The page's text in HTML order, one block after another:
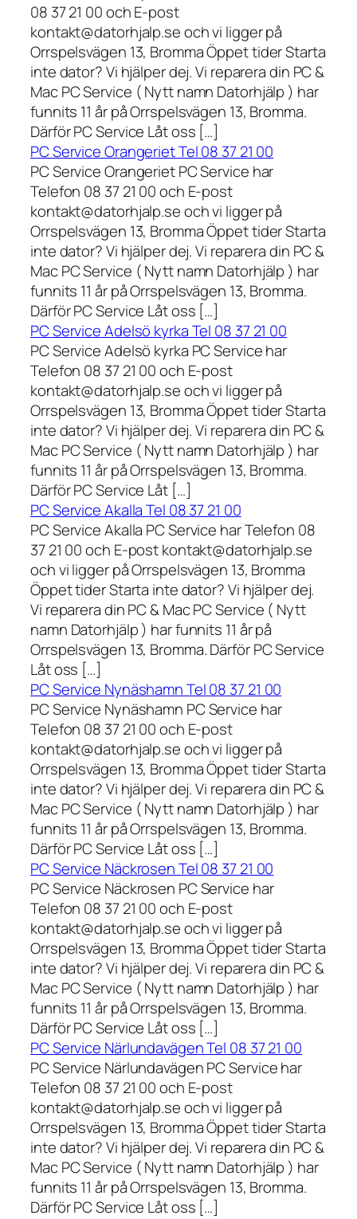
08 37 21 00 och E-post
kontakt@datorhjalp.se och vi ligger på
Orrspelsvägen 13, Bromma Öppet tider Starta
inte dator? Vi hjälper dej. Vi reparera din PC &
Mac PC Service ( Nytt namn Datorhjälp ) har
funnits 11 år på Orrspelsvägen 13, Bromma.
Därför PC Service Låt oss […]
PC Service Orangeriet Tel 08 37 21 00
PC Service Orangeriet PC Service har
Telefon 08 37 21 00 och E-post
kontakt@datorhjalp.se och vi ligger på
Orrspelsvägen 13, Bromma Öppet tider Starta
inte dator? Vi hjälper dej. Vi reparera din PC &
Mac PC Service ( Nytt namn Datorhjälp ) har
funnits 11 år på Orrspelsvägen 13, Bromma.
Därför PC Service Låt oss […]
PC Service Adelsö kyrka Tel 08 37 21 00
PC Service Adelsö kyrka PC Service har
Telefon 08 37 21 00 och E-post
kontakt@datorhjalp.se och vi ligger på
Orrspelsvägen 13, Bromma Öppet tider Starta
inte dator? Vi hjälper dej. Vi reparera din PC &
Mac PC Service ( Nytt namn Datorhjälp ) har
funnits 11 år på Orrspelsvägen 13, Bromma.
Därför PC Service Låt […]
PC Service Akalla Tel 08 37 21 00
PC Service Akalla PC Service har Telefon 08
37 21 00 och E-post kontakt@datorhjalp.se
och vi ligger på Orrspelsvägen 13, Bromma
Öppet tider Starta inte dator? Vi hjälper dej.
Vi reparera din PC & Mac PC Service ( Nytt
namn Datorhjälp ) har funnits 11 år på
Orrspelsvägen 13, Bromma. Därför PC Service
Låt oss […]
PC Service Nynäshamn Tel 08 37 21 00
PC Service Nynäshamn PC Service har
Telefon 08 37 21 00 och E-post
kontakt@datorhjalp.se och vi ligger på
Orrspelsvägen 13, Bromma Öppet tider Starta
inte dator? Vi hjälper dej. Vi reparera din PC &
Mac PC Service ( Nytt namn Datorhjälp ) har
funnits 11 år på Orrspelsvägen 13, Bromma.
Därför PC Service Låt oss […]
PC Service Näckrosen Tel 08 37 21 00
PC Service Näckrosen PC Service har
Telefon 08 37 21 00 och E-post
kontakt@datorhjalp.se och vi ligger på
Orrspelsvägen 13, Bromma Öppet tider Starta
inte dator? Vi hjälper dej. Vi reparera din PC &
Mac PC Service ( Nytt namn Datorhjälp ) har
funnits 11 år på Orrspelsvägen 13, Bromma.
Därför PC Service Låt oss […]
PC Service Närlundavägen Tel 08 37 21 00
PC Service Närlundavägen PC Service har
Telefon 08 37 21 00 och E-post
kontakt@datorhjalp.se och vi ligger på
Orrspelsvägen 13, Bromma Öppet tider Starta
inte dator? Vi hjälper dej. Vi reparera din PC &
Mac PC Service ( Nytt namn Datorhjälp ) har
funnits 11 år på Orrspelsvägen 13, Bromma.
Därför PC Service Låt oss […]